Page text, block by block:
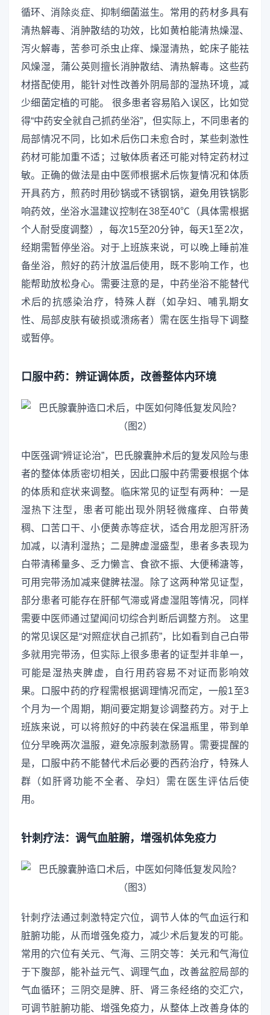
循环、消除炎症、抑制细菌滋生。常用的药材多具有
清热解毒、消肿散结的功效，比如黄柏能清热燥湿、
泻火解毒，苦参可杀虫止痒、燥湿清热，蛇床子能祛
风燥湿，蒲公英则擅长消肿散结、清热解毒。这些药
材搭配使用，能针对性改善外阴局部的湿热环境，减
少细菌定植的可能。 很多患者容易陷入误区，比如觉
得“中药安全就自己抓药坐浴”，但实际上，不同患者的
局部情况不同，比如术后伤口未愈合时，某些刺激性
药材可能加重不适；过敏体质者还可能对特定药材过
敏。正确的做法是由中医师根据术后恢复情况和体质
开具药方，煎药时用砂锅或不锈钢锅，避免用铁锅影
响药效，坐浴水温建议控制在38至40℃（具体需根据
个人耐受度调整），每次15至20分钟，每天1至2次，
经期需暂停坐浴。对于上班族来说，可以晚上睡前准
备坐浴，煎好的药汁放温后使用，既不影响工作，也
能帮助放松身心。需要注意的是，中药坐浴不能替代
术后的抗感染治疗，特殊人群（如孕妇、哺乳期女
性、局部皮肤有破损或溃疡者）需在医生指导下调整
或暂停。
口服中药：辨证调体质，改善整体内环境
中医强调“辨证论治”，巴氏腺囊肿术后的复发风险与患
者的整体体质密切相关，因此口服中药需要根据个体
的体质和症状来调整。临床常见的证型有两种：一是
湿热下注型，患者可能出现外阴轻微瘙痒、白带黄
稠、口苦口干、小便黄赤等症状，适合用龙胆泻肝汤
加减，以清利湿热；二是脾虚湿盛型，患者多表现为
白带清稀量多、乏力懒言、食欲不振、大便稀溏等，
可用完带汤加减来健脾祛湿。除了这两种常见证型，
部分患者可能存在肝郁气滞或肾虚湿阻等情况，同样
需要中医师通过望闻问切综合判断后调整方剂。 这里
的常见误区是“对照症状自己抓药”，比如看到自己白带
多就用完带汤，但实际上很多患者的证型并非单一，
可能是湿热夹脾虚，自行用药容易不对证而影响效
果。口服中药的疗程需根据调理情况而定，一般1至3
个月为一个周期，期间要定期复诊调整药方。对于上
班族来说，可以将煎好的中药装在保温瓶里，带到单
位分早晚两次温服，避免凉服刺激肠胃。需要提醒的
是，口服中药不能替代术后必要的西药治疗，特殊人
群（如肝肾功能不全者、孕妇）需在医生评估后使
用。
针刺疗法：调气血脏腑，增强机体免疫力
针刺疗法通过刺激特定穴位，调节人体的气血运行和
脏腑功能，从而增强免疫力，减少术后复发的可能。
常用的穴位有关元、气海、三阴交等：关元和气海位
于下腹部，能补益元气、调理气血，改善盆腔局部的
气血循环；三阴交是脾、肝、肾三条经络的交汇穴，
可调节脏腑功能、增强免疫力，从整体上改善身体的